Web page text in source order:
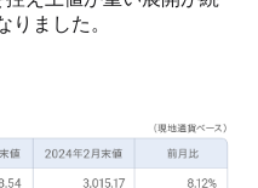
りました。